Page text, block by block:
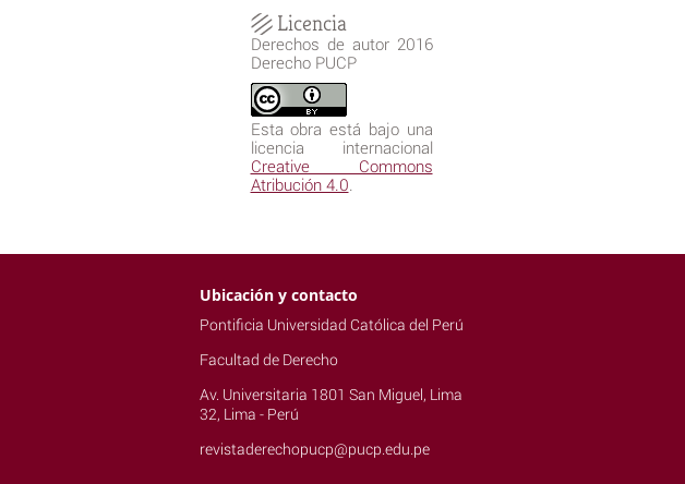
Licencia
Derechos de autor 2016
Derecho PUCP
Esta obra está bajo una
licencia internacional
Creative Commons
Atribución 4.0.
Ubicación y contacto
Pontificia Universidad Católica del Perú
Facultad de Derecho
Av. Universitaria 1801 San Miguel, Lima
32, Lima - Perú
revistaderechopucp@pucp.edu.pe